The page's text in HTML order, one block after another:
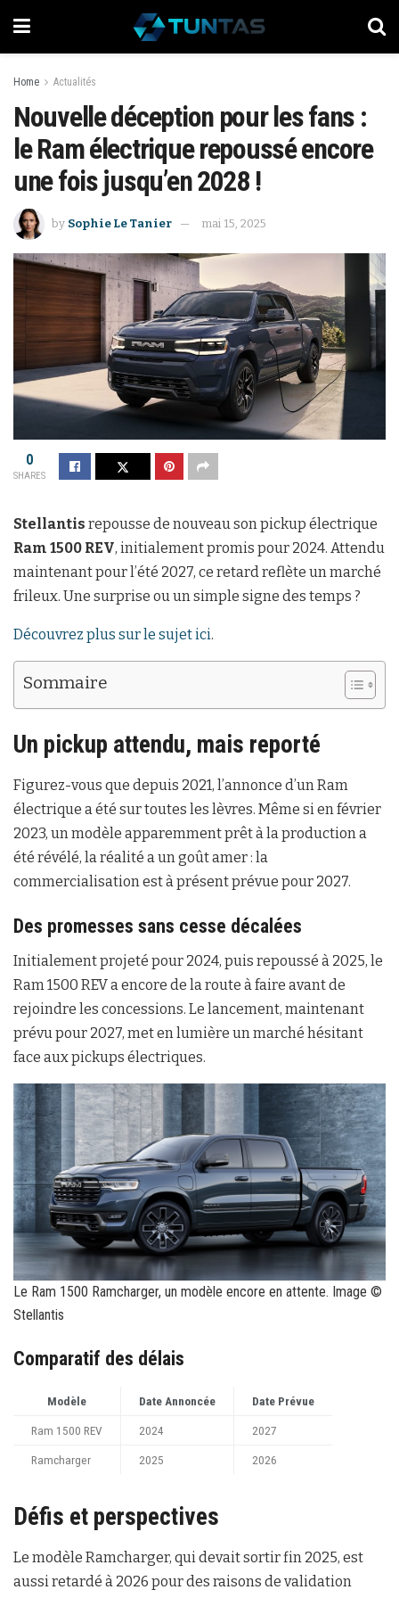
Home Actualités
Nouvelle déception pour les fans :
le Ram électrique repoussé encore
une fois jusqu’en 2028 !
by Sophie Le Tanier mai 15, 2025
0
SHARES
Stellantis repousse de nouveau son pickup électrique
Ram 1500 REV, initialement promis pour 2024. Attendu
maintenant pour l’été 2027, ce retard reflète un marché
frileux. Une surprise ou un simple signe des temps ?
Découvrez plus sur le sujet ici.
Sommaire
Un pickup attendu, mais reporté
Figurez-vous que depuis 2021, l’annonce d’un Ram
électrique a été sur toutes les lèvres. Même si en février
2023, un modèle apparemment prêt à la production a
été révélé, la réalité a un goût amer : la
commercialisation est à présent prévue pour 2027.
Des promesses sans cesse décalées
Initialement projeté pour 2024, puis repoussé à 2025, le
Ram 1500 REV a encore de la route à faire avant de
rejoindre les concessions. Le lancement, maintenant
prévu pour 2027, met en lumière un marché hésitant
face aux pickups électriques.
Le Ram 1500 Ramcharger, un modèle encore en attente. Image ©
Stellantis
Comparatif des délais
Modèle Date Annoncée Date Prévue
Ram 1500 REV 2024 2027
Ramcharger 2025 2026
Défis et perspectives
Le modèle Ramcharger, qui devait sortir fin 2025, est
aussi retardé à 2026 pour des raisons de validation